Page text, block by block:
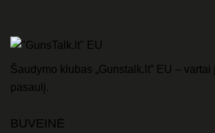
Šaudymo klubas „Gunstalk.lt” EU – vartai
pasaulį.
BUVEINĖ